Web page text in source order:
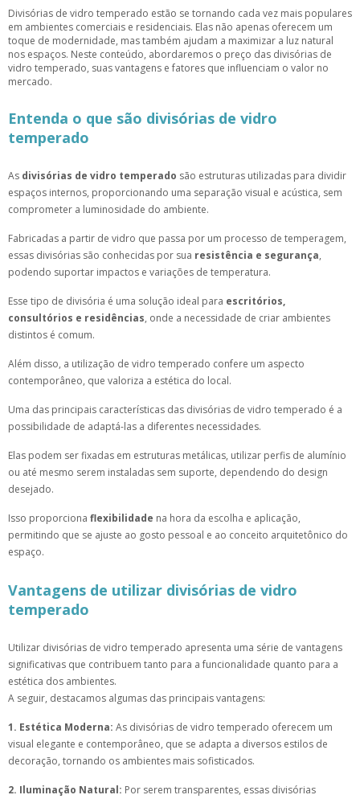
Divisórias de vidro temperado estão se tornando cada vez mais populares
em ambientes comerciais e residenciais. Elas não apenas oferecem um
toque de modernidade, mas também ajudam a maximizar a luz natural
nos espaços. Neste conteúdo, abordaremos o preço das divisórias de
vidro temperado, suas vantagens e fatores que influenciam o valor no
mercado.
Entenda o que são divisórias de vidro
temperado
As divisórias de vidro temperado são estruturas utilizadas para dividir
espaços internos, proporcionando uma separação visual e acústica, sem
comprometer a luminosidade do ambiente.
Fabricadas a partir de vidro que passa por um processo de temperagem,
essas divisórias são conhecidas por sua resistência e segurança,
podendo suportar impactos e variações de temperatura.
Esse tipo de divisória é uma solução ideal para escritórios,
consultórios e residências, onde a necessidade de criar ambientes
distintos é comum.
Além disso, a utilização de vidro temperado confere um aspecto
contemporâneo, que valoriza a estética do local.
Uma das principais características das divisórias de vidro temperado é a
possibilidade de adaptá-las a diferentes necessidades.
Elas podem ser fixadas em estruturas metálicas, utilizar perfis de alumínio
ou até mesmo serem instaladas sem suporte, dependendo do design
desejado.
Isso proporciona flexibilidade na hora da escolha e aplicação,
permitindo que se ajuste ao gosto pessoal e ao conceito arquitetônico do
espaço.
Vantagens de utilizar divisórias de vidro
temperado
Utilizar divisórias de vidro temperado apresenta uma série de vantagens
significativas que contribuem tanto para a funcionalidade quanto para a
estética dos ambientes.
A seguir, destacamos algumas das principais vantagens:
1. Estética Moderna: As divisórias de vidro temperado oferecem um
visual elegante e contemporâneo, que se adapta a diversos estilos de
decoração, tornando os ambientes mais sofisticados.
2. Iluminação Natural: Por serem transparentes, essas divisórias